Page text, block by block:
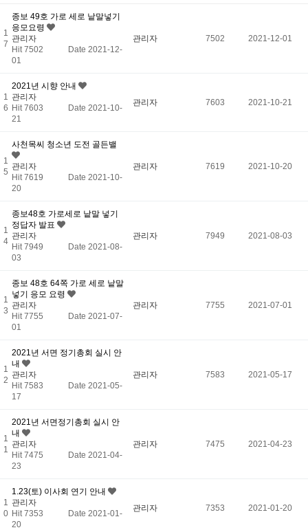
1
7
종보 49호 가로 세로 낱말넣기
응모요령
관리자
Hit 7502
Date 2021-12-
01
관리자 7502 2021-12-01
1
6
2021년 시향 안내
관리자
Hit 7603
Date 2021-10-
21
관리자 7603 2021-10-21
1
5
사천목씨 청소년 도전 골든밸
관리자
Hit 7619
Date 2021-10-
20
관리자 7619 2021-10-20
1
4
종보48호 가로세로 낱말 넣기
정답자 발표
관리자
Hit 7949
Date 2021-08-
03
관리자 7949 2021-08-03
1
3
종보 48호 64쪽 가로 세로 낱말
넣기 응모 요령
관리자
Hit 7755
Date 2021-07-
01
관리자 7755 2021-07-01
1
2
2021년 서면 정기총회 실시 안
내
관리자
Hit 7583
Date 2021-05-
17
관리자 7583 2021-05-17
1
1
2021년 서면정기총회 실시 안
내
관리자
Hit 7475
Date 2021-04-
23
관리자 7475 2021-04-23
1
0
1.23(토) 이사회 연기 안내
관리자
Hit 7353
Date 2021-01-
20
관리자 7353 2021-01-20